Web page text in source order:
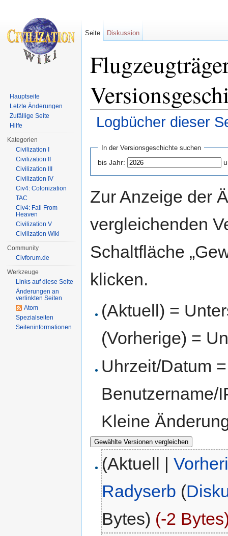
Logbücher dieser
In der Versionsgeschichte suchen
bis Jahr:
Zur Anzeige der
vergleichenden
Schaltfläche
klicken.
(Aktuell) =
(Vorherige) =
Uhrzeit/Datum
Benutzername/
Kleine
(Aktuell |
Radyserb (
Bytes) (-2
Seite Diskussion
Hauptseite
Letzte Änderungen
Zufällige Seite
Hilfe
Kategorien
Civilization I
Civilization II
Civilization III
Civilization IV
Civ4: Colonization
TAC
Civ4: Fall From
Heaven
Civilization V
Civilization Wiki
Community
Civforum.de
Werkzeuge
Links auf diese Seite
Änderungen an
verlinkten Seiten
Atom
Spezialseiten
Seiten­informationen